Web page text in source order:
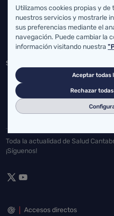
942208130 942395562
Servicio Cántabro de Salud
Cardenal Herrera Oria, S/N
buzgen.dg@scsalud.es
942202770 942202772
Toda la actualidad de Salud
¡Síguenos!
Accesos directos
Utilizamos cookies propias y
nuestros servicios y mostrarle
sus preferencias mediante el
navegación. Puede cambiar la
información visitando nuestra
Aceptar todas
Rechazar